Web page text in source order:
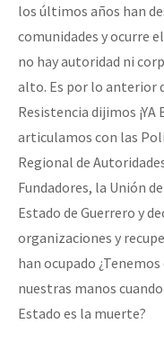
los últimos años han
comunidades y ocurre
no hay autoridad ni
alto. Es por lo anterior
Resistencia dijimos ¡YA
articulamos con las
Regional de
Fundadores, la Unión
Estado de Guerrero y
organizaciones y
han ocupado
nuestras manos
Estado es la muerte?